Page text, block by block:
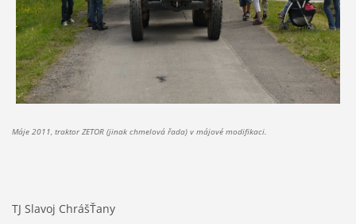
Máje 2011, traktor ZETOR (jinak chmelová řada) v májové modifikaci.
TJ Slavoj ChrášŤany